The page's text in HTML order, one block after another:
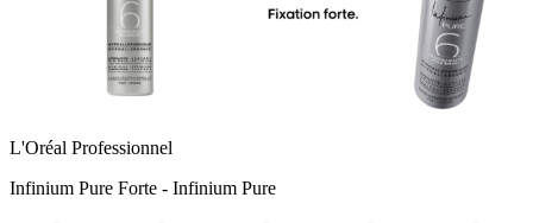
L'Oréal Professionnel
Infinium Pure Forte - Infinium Pure